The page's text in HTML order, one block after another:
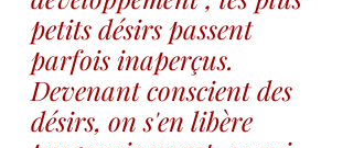
petits désirs passent
parfois inaperçus.
Devenant conscient des
désirs, on s'en libère